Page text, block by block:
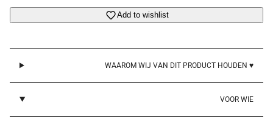
Add to wishlist
WAAROM WIJ VAN DIT PRODUCT HOUDEN ♥
VOOR WIE
and view your previously saved items.